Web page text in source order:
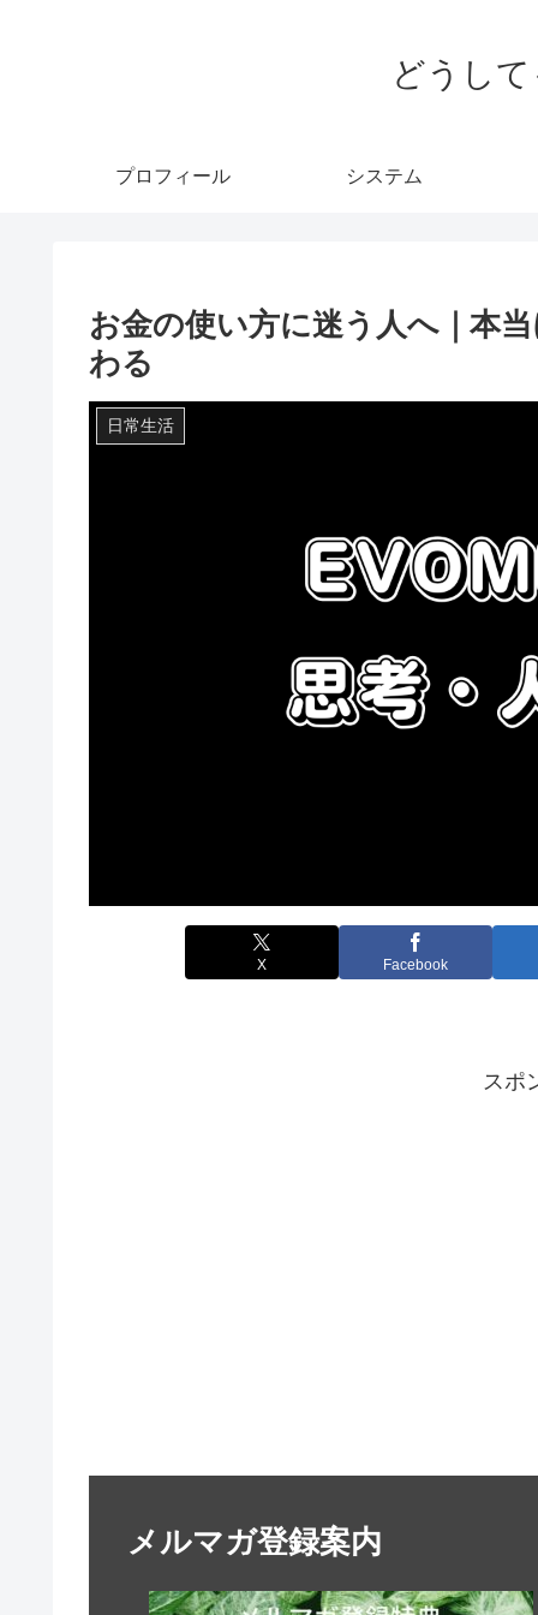
どうし
プロフィール システム
お金の使い方に迷う人へ｜本
わる
日常生活
X Facebook
スポ
メルマガ登録案内